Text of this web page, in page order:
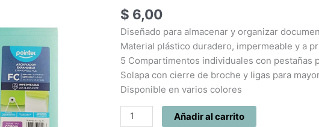
$ 6,00
Diseñado para almacenar y organizar
Material plástico duradero, impermeable y a
5 Compartimentos individuales con pestañas
Solapa con cierre de broche y ligas para
Disponible en varios colores
Oficio
5
Divisiones
cantidad
Añadir al carrito